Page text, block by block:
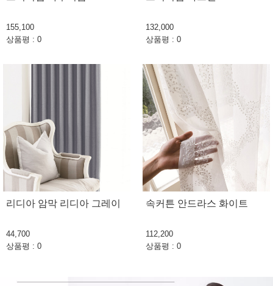
155,100
상품평 : 0
132,000
상품평 : 0
리디아 암막 리디아 그레이
44,700
상품평 : 0
속커튼 안드라스 화이트
112,200
상품평 : 0